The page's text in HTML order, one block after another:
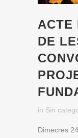
ACTE
DE
in Sin
Dimecres